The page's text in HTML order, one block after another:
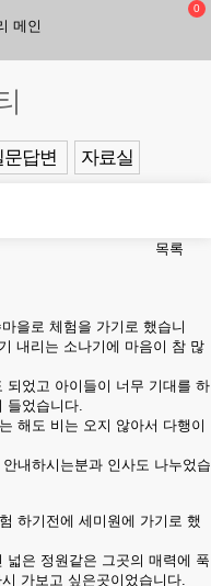
0
문답변 자료실
목록
을로 체험을 가기로 했습니
내리는 소나기에 마음이 참 많
되었고 아이들이 너무 기대를 하
들었습니다.
해도 비는 오지 않아서 다행이
내하시는분과 인사도 나누었습
하기전에 세미원에 가기로 했
넓은 정원같은 그곳의 매력에 푹
가보고 싶은곳이었습니다.